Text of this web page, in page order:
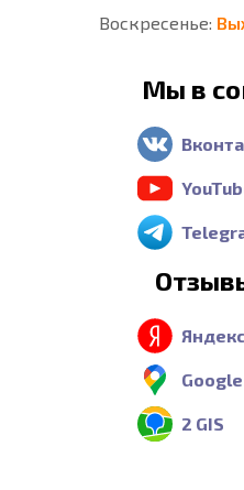
Воскресенье:
Мы в
2 GIS